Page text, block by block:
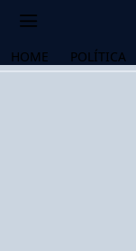
HOME POLÍTICA